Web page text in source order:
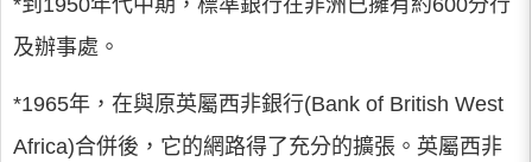
及辦事處。
*1965年，在與原英屬西非銀行(Bank of British West
Africa)合併後，它的網路得了充分的擴張。英屬西非